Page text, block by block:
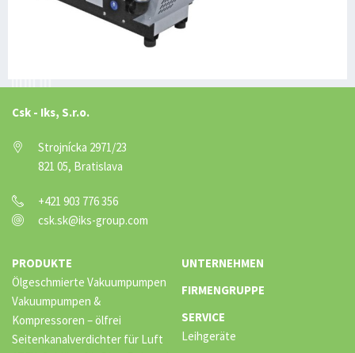
Csk - Iks, S.r.o.
Strojnícka 2971/23
821 05, Bratislava
+421 903 776 356
csk.sk@iks-group.com
PRODUKTE
Ölgeschmierte Vakuumpumpen
Vakuumpumpen &
Kompressoren – ölfrei
Seitenkanalverdichter für Luft
UNTERNEHMEN
FIRMENGRUPPE
SERVICE
Leihgeräte